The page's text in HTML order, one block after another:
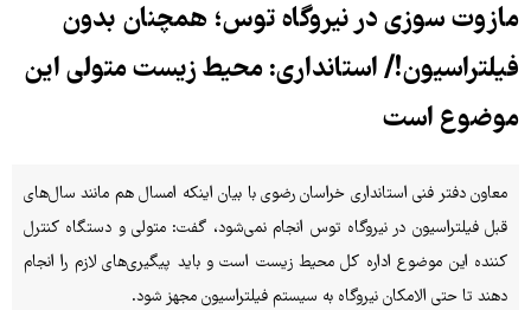
مازوت سوزی در نیروگاه توس؛ همچنان بدون
فیلتراسیون!/ استانداری: محیط زیست متولی این
موضوع است
معاون دفتر فنی استانداری خراسان رضوی با بیان اینکه امسال هم مانند سال‌های
قبل فیلتراسیون در نیروگاه توس انجام نمی‌شود، گفت: متولی و دستگاه کنترل
کننده این موضوع اداره کل محیط زیست است و باید پیگیری‌های لازم را انجام
دهند تا حتی الامکان نیروگاه به سیستم فیلتراسیون مجهز شود.